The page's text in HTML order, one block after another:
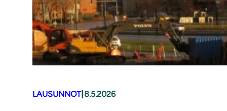
LAUSUNNOT| 8.5.2026